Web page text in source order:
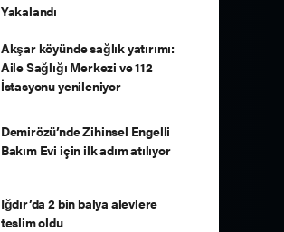
Yakalandı
Akşar köyünde sağlık yatırımı:
Aile Sağlığı Merkezi ve 112
İstasyonu yenileniyor
Demirözü’nde Zihinsel Engelli
Bakım Evi için ilk adım atılıyor
Iğdır’da 2 bin balya alevlere
teslim oldu